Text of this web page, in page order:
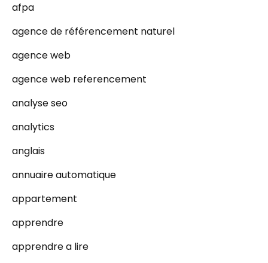
afpa
agence de référencement naturel
agence web
agence web referencement
analyse seo
analytics
anglais
annuaire automatique
appartement
apprendre
apprendre a lire